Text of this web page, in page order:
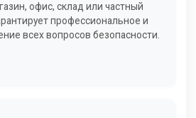
офис, склад или частный
профессиональное и
всех вопросов безопасности.